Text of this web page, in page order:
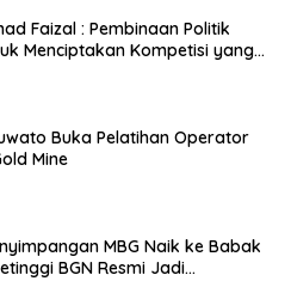
Faizal : Pembinaan Politik
Menciptakan Kompetisi yang
Buka Pelatihan Operator
Mine
MBG Naik ke Babak
BGN Resmi Jadi